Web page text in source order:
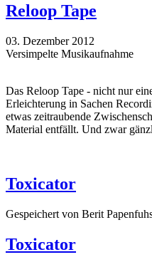
Reloop Tape
03. Dezember 2012
Versimpelte Musikaufnahme
Das Reloop Tape - nicht nur
Erleichterung in Sachen
etwas zeitraubende
Material entfällt. Und zwar
Toxicator
Gespeichert von Berit
Toxicator